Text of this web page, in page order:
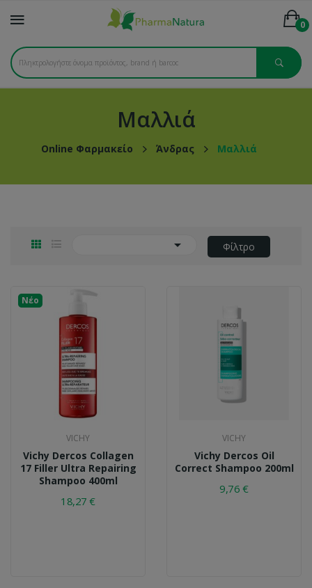
0
Μαλλιά
Online Φαρμακείο Άνδρας Μαλλιά
 Φίλτρο
Νέο
VICHY
Vichy Dercos Collagen
17 Filler Ultra Repairing
Shampoo 400ml
18,27 €
VICHY
Vichy Dercos Oil
Correct Shampoo 200ml
9,76 €